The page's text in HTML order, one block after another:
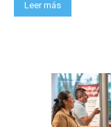
Leer más